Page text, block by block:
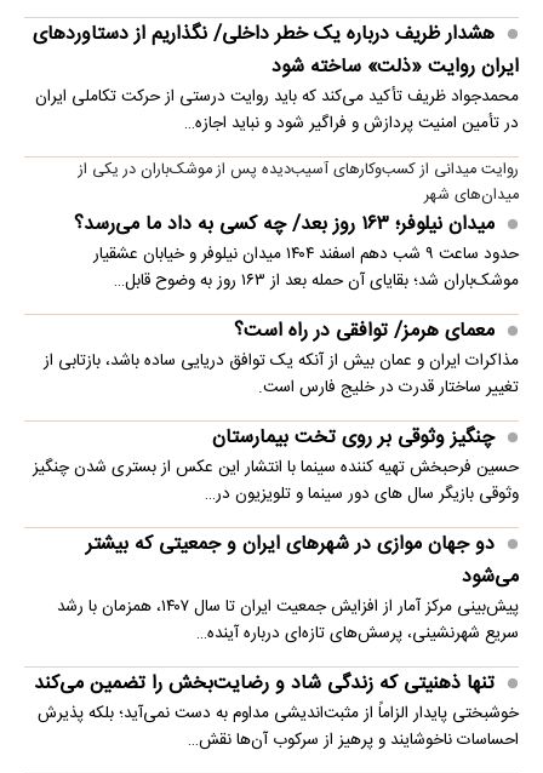
هشدار ظریف درباره یک خطر داخلی/ نگذاریم از دستاوردهای
ایران روایت «ذلت» ساخته شود
محمدجواد ظریف تأکید می‌کند که باید روایت درستی از حرکت تکاملی ایران
در تأمین امنیت پردازش و فراگیر شود و نباید اجازه…
روایت میدانی از کسب‌وکارهای آسیب‌دیده پس از موشک‌باران در یکی از
میدان‌های شهر
میدان نیلوفر؛ ۱۶۳ روز بعد/ چه کسی به داد ما می‌رسد؟
حدود ساعت ۹ شب دهم اسفند ۱۴۰۴ میدان نیلوفر و خیابان عشقیار
موشک‌باران شد؛ بقایای آن حمله بعد از ۱۶۳ روز به وضوح قابل…
معمای هرمز/ توافقی در راه است؟
مذاکرات ایران و عمان بیش از آنکه یک توافق دریایی ساده باشد، بازتابی از
تغییر ساختار قدرت در خلیج فارس است.
چنگیز وثوقی بر روی تخت بیمارستان
حسین فرحبخش تهیه کننده سینما با انتشار این عکس از بستری شدن چنگیز
وثوقی بازیگر سال های دور سینما و تلویزیون در…
دو جهان موازی در شهرهای ایران و جمعیتی که بیشتر
می‌شود
پیش‌بینی مرکز آمار از افزایش جمعیت ایران تا سال ۱۴۰۷، همزمان با رشد
سریع شهرنشینی، پرسش‌های تازه‌ای درباره آینده…
تنها ذهنیتی که زندگی شاد و رضایت‌بخش را تضمین می‌کند
خوشبختی پایدار الزاماً از مثبت‌اندیشی مداوم به دست نمی‌آید؛ بلکه پذیرش
احساسات ناخوشایند و پرهیز از سرکوب آن‌ها نقش…